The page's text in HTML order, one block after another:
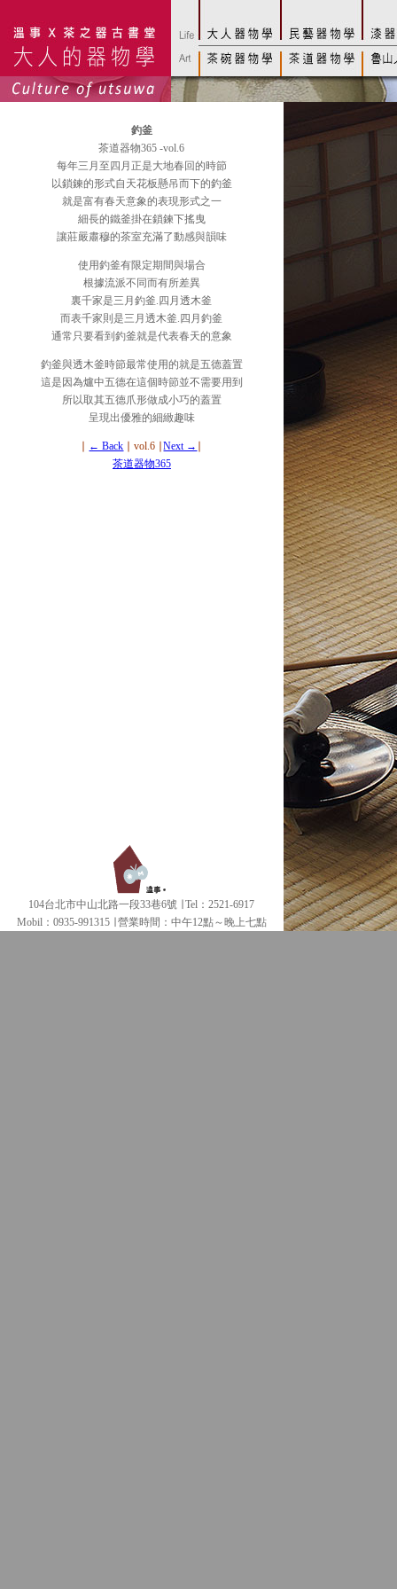
釣釜
茶道器物365 -vol.6
每年三月至四月正是大地春回的時節
以鎖鍊的形式自天花板懸吊而下的釣釜
就是富有春天意象的表現形式之一
細長的鐵釜掛在鎖鍊下搖曳
讓莊嚴肅穆的茶室充滿了動感與韻味
使用釣釜有限定期間與場合
根據流派不同而有所差異
裏千家是三月釣釜.四月透木釜
而表千家則是三月透木釜.四月釣釜
通常只要看到釣釜就是代表春天的意象
釣釜與透木釜時節最常使用的就是五德蓋置
這是因為爐中五德在這個時節並不需要用到
所以取其五德爪形做成小巧的蓋置
呈現出優雅的細緻趣味
← Back ∣ vol.6 ∣Next →
茶道器物365
104台北市中山北路一段33巷6號 ∣ Tel：2521-6917
Mobil：0935-991315 ∣
營業時間：中午12點～晚上七點